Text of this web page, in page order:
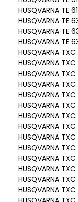
HUSQVARNA TE
HUSQVARNA
HUSQVARNA TE
HUSQVARNA TE
HUSQVARNA
HUSQVARNA
HUSQVARNA
HUSQVARNA
HUSQVARNA
HUSQVARNA
HUSQVARNA
HUSQVARNA
HUSQVARNA
HUSQVARNA
HUSQVARNA
HUSQVARNA
HUSQVARNA
HUSQVARNA